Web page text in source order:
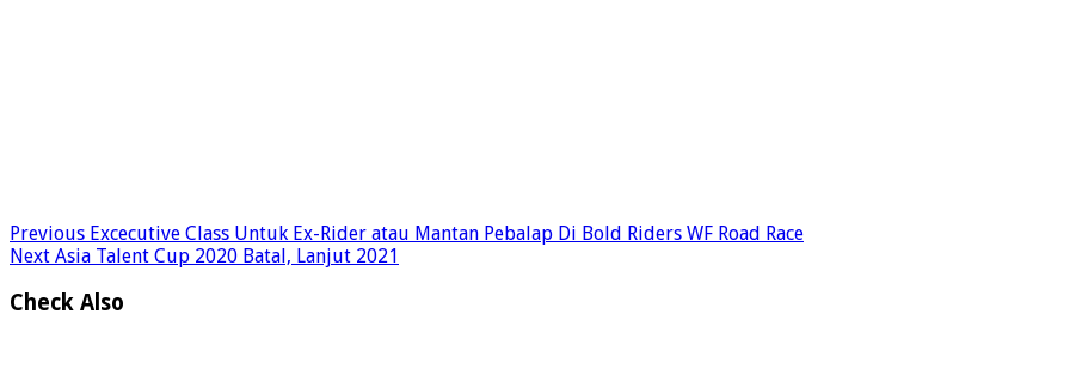
Previous Excecutive Class Untuk Ex-Rider atau Mantan Pebalap Di Bold Riders WF Road Race
Next Asia Talent Cup 2020 Batal, Lanjut 2021
Check Also